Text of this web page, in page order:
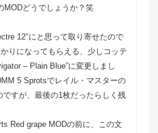
MODどうでしょうか？笑
12″にと思って取り寄せたので
りになってもらえる、少しコッテ
– Plain Blue”に変更しまし
5 Sprotsでレイル・マスターの
ですが、最後の1枚だったらしく残
Red grape MODの前に、この文